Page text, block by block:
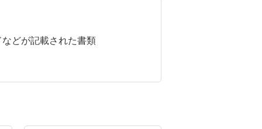
どが記載された書類